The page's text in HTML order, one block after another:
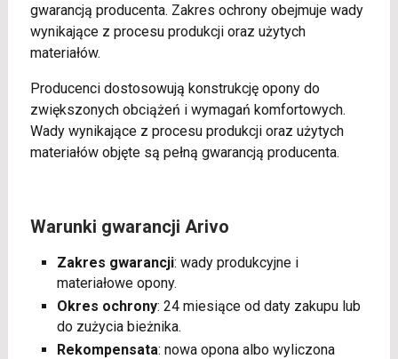
gwarancją producenta. Zakres ochrony obejmuje wady
wynikające z procesu produkcji oraz użytych
materiałów.
Producenci dostosowują konstrukcję opony do
zwiększonych obciążeń i wymagań komfortowych.
Wady wynikające z procesu produkcji oraz użytych
materiałów objęte są pełną gwarancją producenta.
Warunki gwarancji Arivo
Zakres gwarancji: wady produkcyjne i
materiałowe opony.
Okres ochrony: 24 miesiące od daty zakupu lub
do zużycia bieżnika.
Rekompensata: nowa opona albo wyliczona